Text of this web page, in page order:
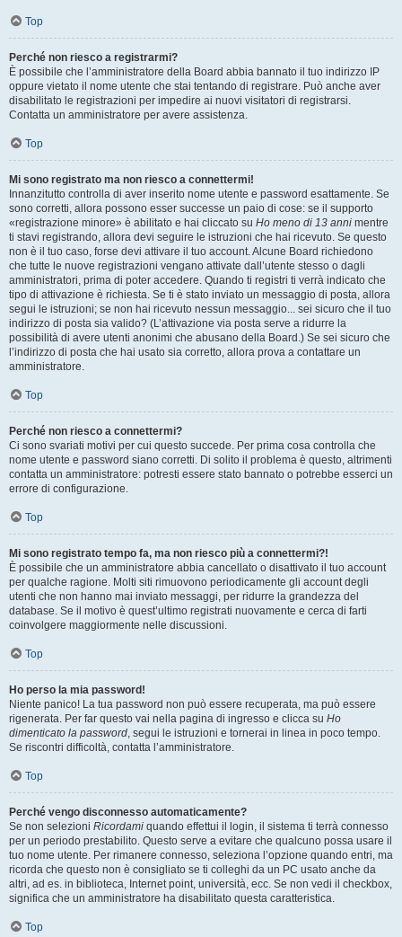
Top
Perché non riesco a registrarmi?
È possibile che l’amministratore della Board abbia bannato il tuo indirizzo IP
oppure vietato il nome utente che stai tentando di registrare. Può anche aver
disabilitato le registrazioni per impedire ai nuovi visitatori di registrarsi.
Contatta un amministratore per avere assistenza.
Top
Mi sono registrato ma non riesco a connettermi!
Innanzitutto controlla di aver inserito nome utente e password esattamente. Se
sono corretti, allora possono esser successe un paio di cose: se il supporto
«registrazione minore» è abilitato e hai cliccato su Ho meno di 13 anni mentre
ti stavi registrando, allora devi seguire le istruzioni che hai ricevuto. Se questo
non è il tuo caso, forse devi attivare il tuo account. Alcune Board richiedono
che tutte le nuove registrazioni vengano attivate dall’utente stesso o dagli
amministratori, prima di poter accedere. Quando ti registri ti verrà indicato che
tipo di attivazione è richiesta. Se ti è stato inviato un messaggio di posta, allora
segui le istruzioni; se non hai ricevuto nessun messaggio... sei sicuro che il tuo
indirizzo di posta sia valido? (L’attivazione via posta serve a ridurre la
possibilità di avere utenti anonimi che abusano della Board.) Se sei sicuro che
l’indirizzo di posta che hai usato sia corretto, allora prova a contattare un
amministratore.
Top
Perché non riesco a connettermi?
Ci sono svariati motivi per cui questo succede. Per prima cosa controlla che
nome utente e password siano corretti. Di solito il problema è questo, altrimenti
contatta un amministratore: potresti essere stato bannato o potrebbe esserci un
errore di configurazione.
Top
Mi sono registrato tempo fa, ma non riesco più a connettermi?!
È possibile che un amministratore abbia cancellato o disattivato il tuo account
per qualche ragione. Molti siti rimuovono periodicamente gli account degli
utenti che non hanno mai inviato messaggi, per ridurre la grandezza del
database. Se il motivo è quest’ultimo registrati nuovamente e cerca di farti
coinvolgere maggiormente nelle discussioni.
Top
Ho perso la mia password!
Niente panico! La tua password non può essere recuperata, ma può essere
rigenerata. Per far questo vai nella pagina di ingresso e clicca su Ho
dimenticato la password , segui le istruzioni e tornerai in linea in poco tempo.
Se riscontri difficoltà, contatta l’amministratore.
Top
Perché vengo disconnesso automaticamente?
Se non selezioni Ricordami quando effettui il login, il sistema ti terrà connesso
per un periodo prestabilito. Questo serve a evitare che qualcuno possa usare il
tuo nome utente. Per rimanere connesso, seleziona l’opzione quando entri, ma
ricorda che questo non è consigliato se ti colleghi da un PC usato anche da
altri, ad es. in biblioteca, Internet point, università, ecc. Se non vedi il checkbox,
significa che un amministratore ha disabilitato questa caratteristica.
Top